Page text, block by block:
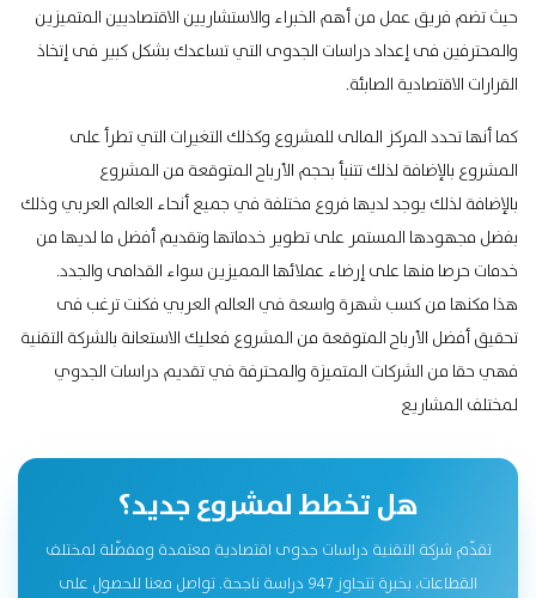
حيث تضم فريق عمل من أهم الخبراء والاستشاريين الاقتصاديين المتميزين
والمحترفين فى إعداد دراسات الجدوى التي تساعدك بشكل كبير فى إتخاذ
القرارات الاقتصادية الصابئة.
كما أنها تحدد المركز المالى للمشروع وكذلك التغيرات التي تطرأ على
المشروع بالإضافة لذلك تتنبأ بحجم الأرباح المتوقعة من المشروع
بالإضافة لذلك يوجد لديها فروع مختلفة في جميع أنحاء العالم العربي وذلك
بفضل مجهودها المستمر على تطوير خدماتها وتقديم أفضل ما لديها من
خدمات حرصا منها على إرضاء عملائها المميزين سواء القدامى والجدد.
هذا مكنها من كسب شهرة واسعة في العالم العربي فكنت ترغب فى
تحقيق أفضل الأرباح المتوقعة من المشروع فعليك الاستعانة بالشركة التقنية
فهي حقا من الشركات المتميزة والمحترفة في تقديم دراسات الجدوي
لمختلف المشاريع
هل تخطط لمشروع جديد؟
تقدّم شركة التقنية دراسات جدوى اقتصادية معتمدة ومفصّلة لمختلف
القطاعات، بخبرة تتجاوز 947 دراسة ناجحة. تواصل معنا للحصول على